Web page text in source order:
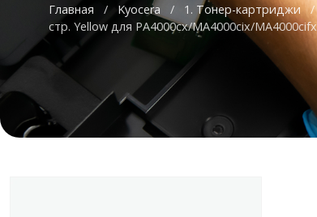
Главная / Kyocera / 1. Тонер-картриджи /
стр. Yellow для PA4000cx/MA4000cix/MA4000cifx